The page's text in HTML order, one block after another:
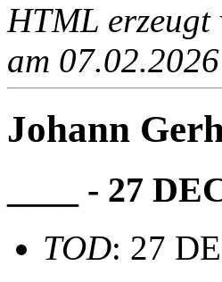
HTML erzeugt
am
Johann
____ - 27
TOD: 27